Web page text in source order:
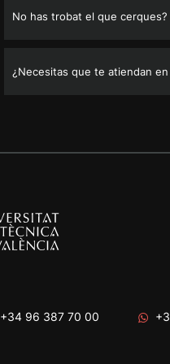
No has trobat el que cerques?
¿Necesitas que te atiendan
+34 96 387 70 00